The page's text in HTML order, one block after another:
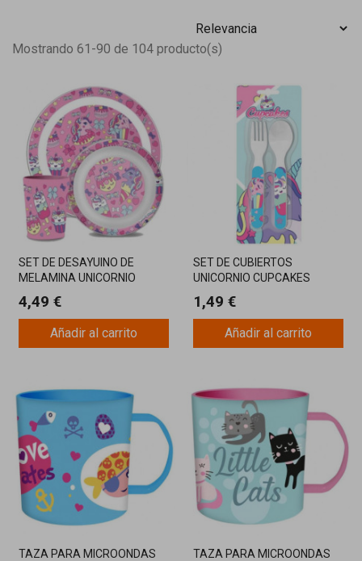
Mostrando 61-90 de 104 producto(s)
SET DE DESAYUINO DE
MELAMINA UNICORNIO
4,49 €
Añadir al carrito
SET DE CUBIERTOS
UNICORNIO CUPCAKES
1,49 €
Añadir al carrito
TAZA PARA MICROONDAS
TAZA PARA MICROONDAS